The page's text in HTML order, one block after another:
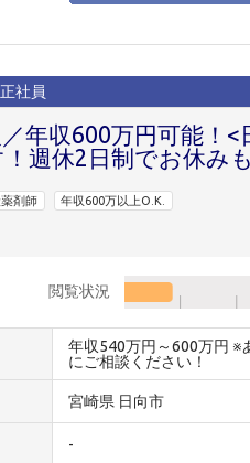
正社員
年収600万円可能！
！週休2日制でお休み
剤師 年収600万以上O.K.
閲覧状況
年収540万円～600万円 ※
にご相談ください！
宮崎県 日向市
-